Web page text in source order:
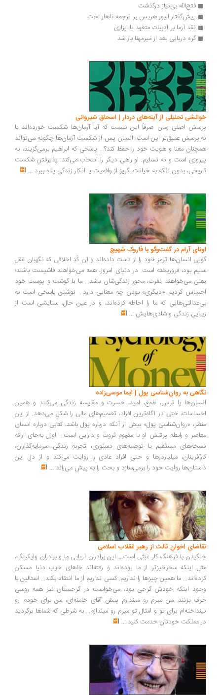
فتح‌الله بی‌نیاز درگذشت
پیش‌گفتار الیور هریس بر ترجمه ناهار لخت
نقد آزما بر ادبیات متعهد یا ابزاری
گره دریایی بعد از میرمهنا باز شد
تحلیلی از آینه‌های دردار | اسحاق شیروانی
اصلی رمان صرفاً این نیست که آیا آرمان‌ها شکست خورده‌اند یا
عمیق‌تر این است: انسان پس از شکست آرمان‌ها چگونه می‌تواند
معنا و هویت خود را حفظ کند؟... پاسخی که ابراهیم برمی‌گزیند، نه
است و نه تسلیم. او راهی دیگر را انتخاب می‌کند: پذیرفتن شکست
بدون آنکه به خیانت، گریز از واقعیت یا انکار زندگی پناه ببرد...
آرام در گفت‌وگو با فاروک شهیچ‭
انسان‌ها ترمزِ خود را از دست داده‌اند و آن کُدِ اخلاقی که نگهبان عقل
بود، فروریخته است. در دنیای امروز، همه می‌خواهند فاشیست باشند؛
می‌خواهند نفرت، محورِ زندگی‌شان باشد... ما با گوشت و پوست خود
کردیم «دیگری» بودن چه معنایی دارد... نوشتن پاسخی است به
که ما را احاطه کرده‌اند، و در عین حال، ستایشی است از
زندگی و شادی‌هایش...
به روان‌شناسی پول | ایما موسی‌زاده
با ترس، طمع، امید، حسرت و مقایسه زندگی می‌کنند و همین
حتی در آگاه‌ترین افراد، تصمیم‌های مالی را شکل می‌دهد. از این
«روان‌شناسی پول» بیش از آنکه درباره پول باشد، کتابی درباره انسان
و رابطه پرتنش او با مفهوم ثروت و دارایی است... اوزل به‌جای ارائه
مستقیم یا توصیه‌های دستوری، تجربه زندگی سرمایه‌گذاران،
میلیاردرها و حتی افراد عادی را روایت می‌کند و از دل این
روایت خود را برمی‌سازد و بحث را به پیش می‌راند ...
اخوان ثالث از رهبر انقلاب اسلامی
با فرهنگ کار عبثی است... این برادران آریایی ما و برادران وایکینگ،
اینکه سحرخیزتر از ما بوده‌اند و رفته‌اند جاهای خوب دنیا مسکن
ما همین چیزها را نداریم. کسی نداریم از ما انتقاد بکند... استالین با
اینکه خودش گرجی بود، می‌خواست در گرجستان نیز همه روسی
بزنند...من میرم رو میندازم پیش آقای خامنه‌ای، من برای خودم رو
برای تو و امثال تو میرم رو میندازم... به شرطی که شماها برگردید
مملکت خودتان خدمت کنید...